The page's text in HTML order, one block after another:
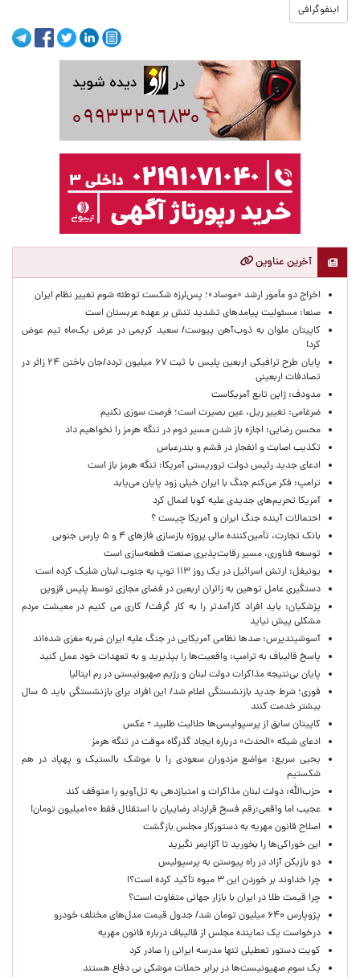
اینفوگرافی
آخرین عناوین
اخراج دو مأمور ارشد «موساد»؛ پس‌لرزه شکست توطئه شوم تغییر نظام ایران
صنعا: مسئولیت پیامدهای تشدید تنش بر عهده عربستان است
کاپیتان ملوان به ذوب‌آهن پیوست/ سعید کریمی در عرض یک‌ماه تیم عوض
کرد!
پایان طرح ترافیکی اربعین پلیس با ثبت ۶۷ میلیون تردد/جان باختن ۲۴ زائر در
تصادفات اربعینی
مدودف: ژاپن تابع آمریکاست
ضرغامی: تغییر ریل، عین بصیرت است؛ فرصت سوزی نکنیم
محسن رضایی: اجازه باز شدن مسیر دوم در تنگه هرمز را نخواهیم داد
تکذیب اصابت و انفجار در قشم و بندرعباس
ادعای جدید رئیس دولت تروریستی آمریکا: تنگه هرمز باز است
ترامپ: فکر می‌کنم جنگ با ایران خیلی زود پایان می‌یابد
آمریکا تحریم‌های جدیدی علیه کوبا اعمال کرد
احتمالات آینده جنگ ایران و آمریکا چیست ؟
بانک تجارت، تأمین‌کننده مالی پروژه بازسازی فازهای ۴ و ۵ پارس جنوبی
توسعه فناوری، مسیر رقابت‌پذیری صنعت قطعه‌سازی است
یونیفل: ارتش اسرائیل در یک روز ۱۱۳ توپ به جنوب لبنان شلیک کرده است
دستگیری عامل توهین به زائران اربعین در فضای مجازی توسط پلیس قزوین
پزشکیان: باید افراد کارآمدتر را به کار گرفت/ کاری می کنیم در معیشت مردم
مشکلی پیش نیاید
آسوشیتدپرس: صدها نظامی آمریکایی در جنگ علیه ایران ضربه مغزی شده‌اند
پاسخ قالیباف به ترامپ: واقعیت‌ها را بپذیرید و به تعهدات خود عمل کنید
پایان بی‌نتیجه مذاکرات دولت لبنان و رژیم صهیونیستی در رم ایتالیا
فوری؛ شرط جدید بازنشستگی اعلام شد/ این افراد برای بازنشستگی باید ۵ سال
بیشتر خدمت کنند
کاپیتان سابق از پرسپولیسی‌ها حلالیت طلبید + عکس
ادعای شبکه «الحدث» درباره ایجاد گذرگاه موقت در تنگه هرمز
یحیی سریع: مواضع مزدوران سعودی را با موشک بالستیک و پهپاد در هم
شکستیم
حزب‌الله: دولت لبنان مذاکرات و امتیازدهی به تل‌آویو را متوقف کند
عجیب اما واقعی:رقم فسخ قرارداد رضاییان با استقلال فقط ۱۰۰میلیون تومان!
اصلاح قانون مهریه به دستورکار مجلس بازگشت
این خوراکی‌ها را بخورید تا آلزایمر نگیرید
دو بازیکن آزاد در راه پیوستن به پرسپولیس
چرا خداوند بر خوردن این ۳ میوه تأکید کرده است؟!
چرا قیمت طلا در ایران با بازار جهانی متفاوت است؟
پژوپارس ۶۴۰ میلیون تومان شد/ جدول قیمت مدل‌های مختلف خودرو
درخواست یک نماینده مجلس از قالیباف درباره قانون مهریه
کویت دستور تعطیلی تنها مدرسه ایرانی را صادر کرد
یک‌ سوم صهیونیست‌ها در برابر حملات موشکی بی دفاع هستند